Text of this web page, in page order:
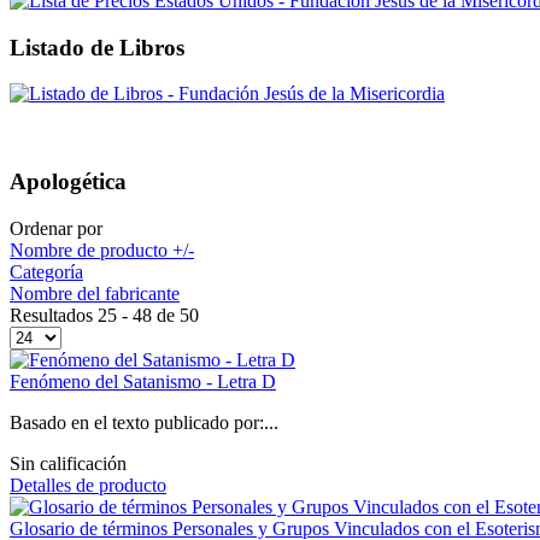
Listado de Libros
Apologética
Ordenar por
Nombre de producto +/-
Categoría
Nombre del fabricante
Resultados 25 - 48 de 50
Fenómeno del Satanismo - Letra D
Basado en el texto publicado por:...
Sin calificación
Detalles de producto
Glosario de términos Personales y Grupos Vinculados con el